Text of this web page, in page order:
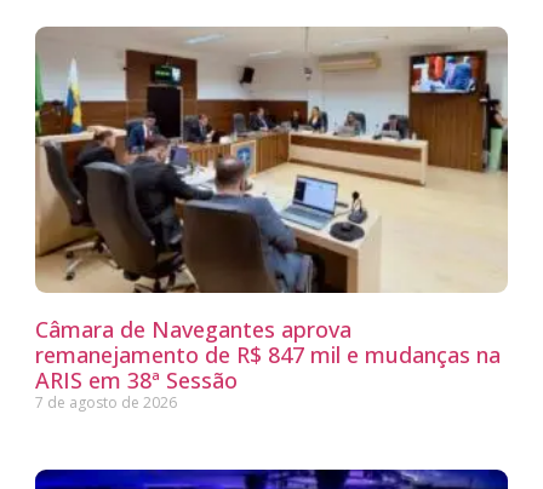
Câmara de Navegantes aprova
remanejamento de R$ 847 mil e mudanças na
ARIS em 38ª Sessão
7 de agosto de 2026